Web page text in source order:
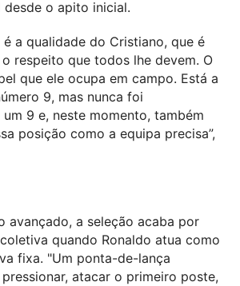
o apito inicial.
a qualidade do Cristiano, que é
respeito que todos lhe devem. O
que ele ocupa em campo. Está a
9, mas nunca foi
9 e, neste momento, também
posição como a equipa precisa”,
avançado, a seleção acaba por
quando Ronaldo atua como
fixa. "Um ponta-de-lança
atacar o primeiro poste,